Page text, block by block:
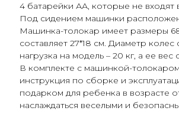
4 батарейки АА, которые не входят
Под сидением машинки
Машинка-толокар имеет размеры
составляет 27*18 см. Диаметр колес
нагрузка на модель – 20 кг, а ее вес
В комплекте с машинкой-
инструкция по сборке и
подарком для ребенка в возрасте
наслаждаться веселыми и